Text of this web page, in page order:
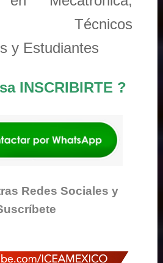
Técnicos
y Estudiantes
INSCRIBIRTE ?
Redes Sociales y